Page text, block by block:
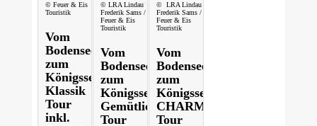
© Feuer & Eis
Touristik
Vom
Bodensee
zum
Königssee:
Klassik
Tour
inkl.
© LRA Lindau
Frederik Sams /
Feuer & Eis
Touristik
Vom
Bodensee
zum
Königssee:
Gemütliche
Tour
© LRA Lindau
Frederik Sams /
Feuer & Eis
Touristik
Vom
Bodensee
zum
Königssee:
CHARME
Tour